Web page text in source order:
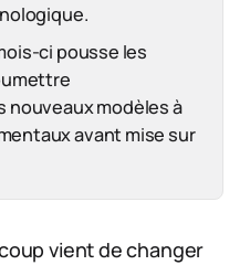
ci pousse les
modèles à
avant mise sur
coup vient de changer